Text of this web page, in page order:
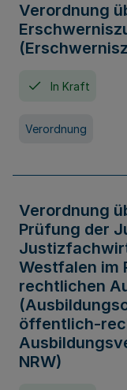
Verordnung
In Kraft
Verordnung
Verordnung
Prüfung der
Westfalen im
rechtlichen
öffentlich-
NRW)